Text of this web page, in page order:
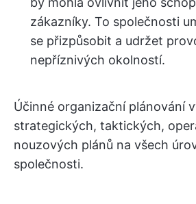
zákazníky. To společnosti
se přizpůsobit a udržet
nepříznivých okolností.
Účinné organizační plánování
strategických, taktických,
nouzových plánů na všech
společnosti.